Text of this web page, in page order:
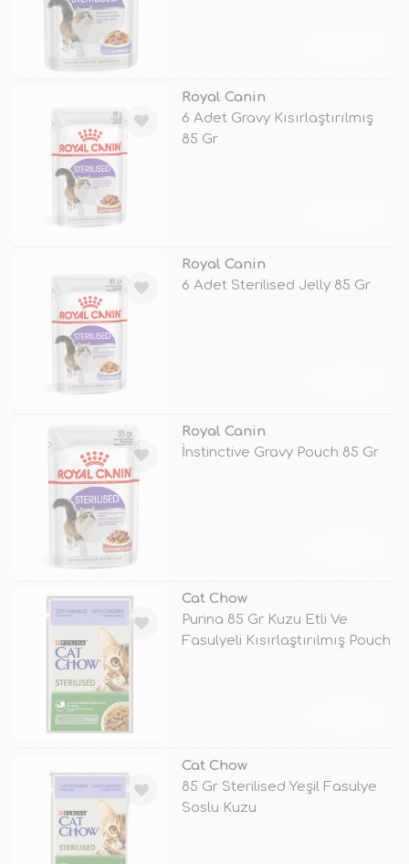
Royal Canin
6 Adet Gravy Kısırlaştırılmış
85 Gr
Royal Canin
6 Adet Sterilised Jelly 85 Gr
Royal Canin
İnstinctive Gravy Pouch 85 Gr
Cat Chow
Purina 85 Gr Kuzu Etli Ve
Fasulyeli Kısırlaştırılmış Pouch
Cat Chow
85 Gr Sterilised Yeşil Fasulye
Soslu Kuzu